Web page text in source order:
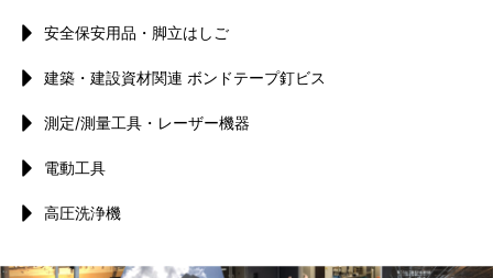
安全保安用品・脚立はしご
建築・建設資材関連 ボンドテープ釘ビス
測定/測量工具・レーザー機器
電動工具
高圧洗浄機